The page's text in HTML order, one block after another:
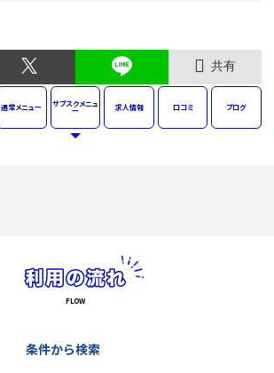
共有
通常メニュー サブスクメニュ
ー 求人情報 口コミ ブログ
条件から検索